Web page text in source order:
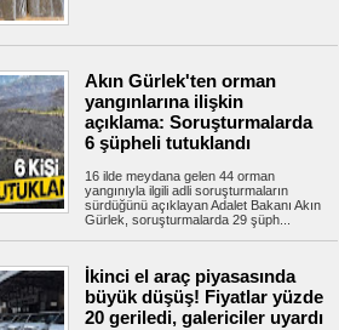
Bayrampaşa’da kamyonun
çarptığı yaşlı adam hayatını kaybetti
Bayrampaşa'da yolun karşısına geçmeye
çalışan yaşlı adama kamyon çarptı. Yaşlı...
Bayrampaşa’nın geleceği ada
bazlı dönüşümle şekilleniyor
güvenli, planlı ve yaşanabilir bir...
Akın Gürlek'ten orman
yangınlarına ilişkin
açıklama: Soruşturmalarda
6 şüpheli tutuklandı
16 ilde meydana gelen 44 orman
yangınıyla ilgili adli soruşturmaların
sürdüğünü açıklayan Adalet Bakanı Akın
Gürlek, soruşturmalarda 29 şüph...
İkinci el araç piyasasında
büyük düşüş! Fiyatlar yüzde
20 geriledi, galericiler uyardı